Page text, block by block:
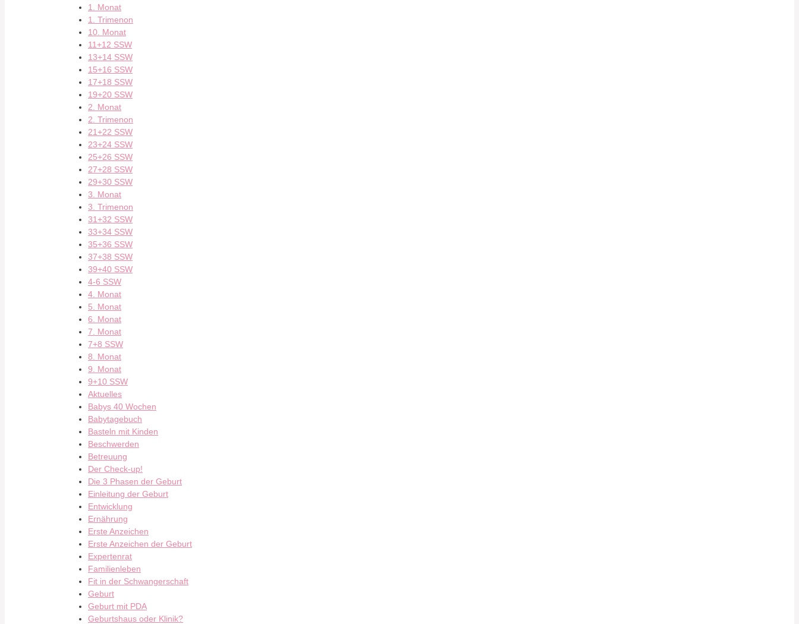
1. Monat
1. Trimenon
10. Monat
11+12 SSW
13+14 SSW
15+16 SSW
17+18 SSW
19+20 SSW
2. Monat
2. Trimenon
21+22 SSW
23+24 SSW
25+26 SSW
27+28 SSW
29+30 SSW
3. Monat
3. Trimenon
31+32 SSW
33+34 SSW
35+36 SSW
37+38 SSW
39+40 SSW
4-6 SSW
4. Monat
5. Monat
6. Monat
7. Monat
7+8 SSW
8. Monat
9. Monat
9+10 SSW
Aktuelles
Babys 40 Wochen
Babytagebuch
Basteln mit Kinden
Beschwerden
Betreuung
Der Check-up!
Die 3 Phasen der Geburt
Einleitung der Geburt
Entwicklung
Ernährung
Erste Anzeichen
Erste Anzeichen der Geburt
Expertenrat
Familienleben
Fit in der Schwangerschaft
Geburt
Geburt mit PDA
Geburtshaus oder Klinik?